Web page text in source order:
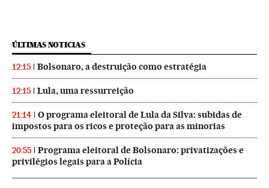
ÚLTIMAS NOTICIAS
12:15 Bolsonaro, a destruição como estratégia
12:15 Lula, uma ressurreição
21:14
O programa eleitoral de Lula da Silva: subidas de
impostos para os ricos e proteção para as minorias
20:55
Programa eleitoral de Bolsonaro: privatizações e
privilégios legais para a Polícia